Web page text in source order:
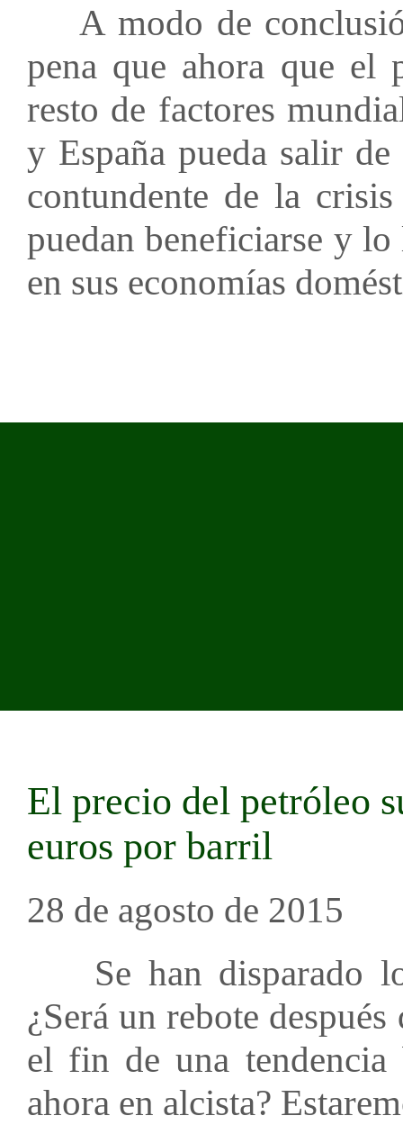
A modo de
pena que ahora que el
resto de factores
y España pueda salir
contundente de la
puedan beneficiarse y
en sus economías
El precio del petróleo
euros por barril
28 de agosto de 2015
Se han disparado
¿Será un rebote
el fin de una tendencia
ahora en alcista?